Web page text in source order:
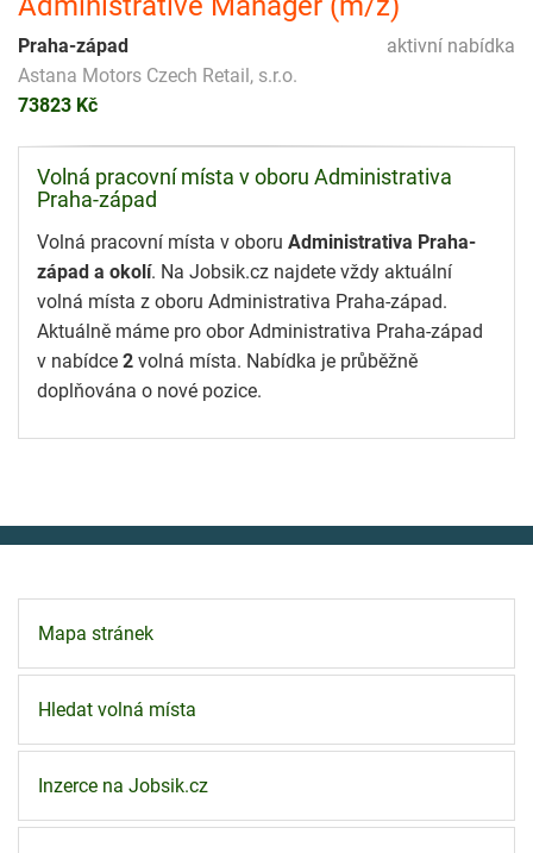
aktivní nabídka
Praha-západ
Astana Motors Czech Retail, s.r.o.
73823 Kč
Volná pracovní místa v oboru Administrativa
Praha-západ
Volná pracovní místa v oboru Administrativa Praha-
západ a okolí. Na Jobsik.cz najdete vždy aktuální
volná místa z oboru Administrativa Praha-západ.
Aktuálně máme pro obor Administrativa Praha-západ
v nabídce 2 volná místa. Nabídka je průběžně
doplňována o nové pozice.
Mapa stránek
Hledat volná místa
Inzerce na Jobsik.cz